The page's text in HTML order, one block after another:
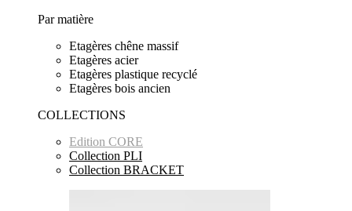
Par matière
Etagères chêne massif
Etagères acier
Etagères plastique recyclé
Etagères bois ancien
COLLECTIONS
Edition CORE
Collection PLI
Collection BRACKET